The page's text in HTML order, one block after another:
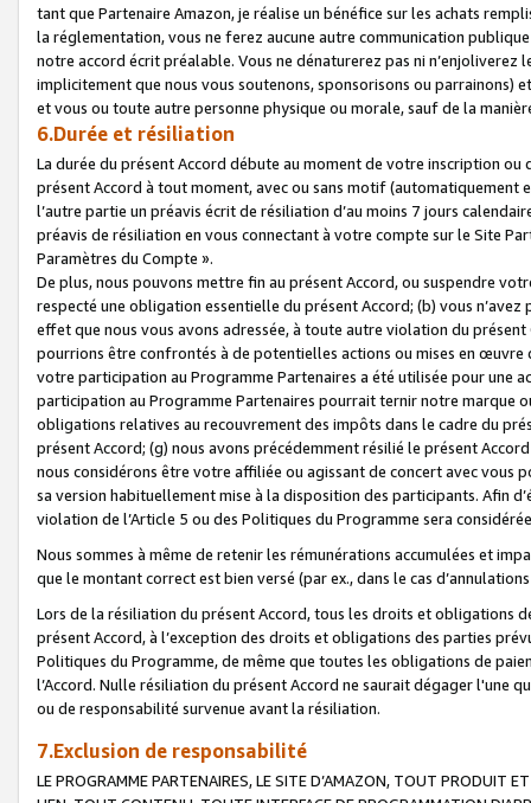
tant que Partenaire Amazon, je réalise un bénéfice sur les achats
la réglementation, vous ne ferez aucune autre communication
notre accord écrit préalable. Vous ne dénaturerez pas ni
implicitement que nous vous soutenons, sponsorisons ou parrainons)
et vous ou toute autre personne physique ou morale, sauf de la
6.Durée et résiliation
La durée du présent Accord débute au moment de votre inscription
présent Accord à tout moment, avec ou sans motif (automatiquement
l’autre partie un préavis écrit de résiliation d’au moins 7 jours
préavis de résiliation en vous connectant à votre compte sur le Site
Paramètres du Compte ».
De plus, nous pouvons mettre fin au présent Accord, ou suspendre
respecté une obligation essentielle du présent Accord; (b) vous
effet que nous vous avons adressée, à toute autre violation du
pourrions être confrontés à de potentielles actions ou mises en
votre participation au Programme Partenaires a été utilisée pour une
participation au Programme Partenaires pourrait ternir notre marque
obligations relatives au recouvrement des impôts dans le cadre du
présent Accord; (g) nous avons précédemment résilié le présent
nous considérons être votre affiliée ou agissant de concert avec vous
sa version habituellement mise à la disposition des participants. Afin
violation de l’Article 5 ou des Politiques du Programme sera
Nous sommes à même de retenir les rémunérations accumulées et
que le montant correct est bien versé (par ex., dans le cas
Lors de la résiliation du présent Accord, tous les droits et obligations
présent Accord, à l’exception des droits et obligations des parties
Politiques du Programme, de même que toutes les obligations de
l’Accord. Nulle résiliation du présent Accord ne saurait dégager l'une
ou de responsabilité survenue avant la résiliation.
7.Exclusion de responsabilité
LE PROGRAMME PARTENAIRES, LE SITE D’AMAZON, TOUT PRODUIT